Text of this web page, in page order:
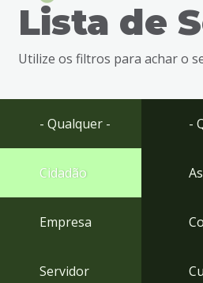
busca
Ir
rodapé
Lista de
Utilize os filtros para achar o
- Qualquer -
Cidadão
Empresa
Servidor
-